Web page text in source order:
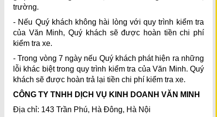
trường.
- Nếu Quý khách không hài lòng với quy trình kiểm tra
của Văn Minh, Quý khách sẽ được hoàn tiền chi phí
kiểm tra xe.
- Trong vòng 7 ngày nếu Quý khách phát hiện ra những
lỗi khác biệt trong quy trình kiểm tra của Văn Minh. Quý
khách sẽ được hoàn trả lại tiền chi phí kiểm tra xe.
CÔNG TY TNHH DỊCH VỤ KINH DOANH VĂN MINH
Địa chỉ: 143 Trần Phú, Hà Đông, Hà Nội